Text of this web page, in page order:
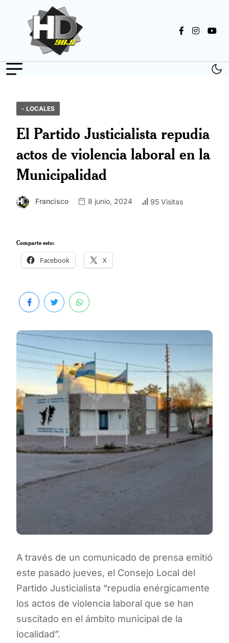
- LOCALES
El Partido Justicialista repudia
actos de violencia laboral en la
Municipalidad
Francisco 8 junio, 2024 95 Visitas
Comparte esto:
Facebook X
A través de un comunicado de prensa emitió
este pasado jueves, el Consejo Local del
Partido Justicialista “repudia enérgicamente
los actos de violencia laboral que se han
suscitado en el ámbito municipal de la
localidad”.